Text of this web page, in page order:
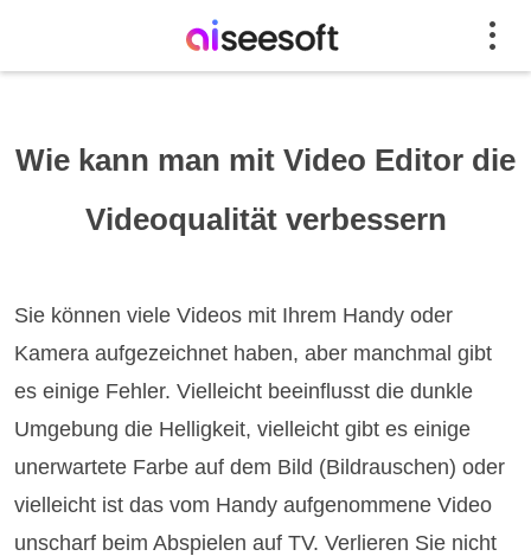
Wie kann man mit Video Editor die
Videoqualität verbessern
Sie können viele Videos mit Ihrem Handy oder
Kamera aufgezeichnet haben, aber manchmal gibt
es einige Fehler. Vielleicht beeinflusst die dunkle
Umgebung die Helligkeit, vielleicht gibt es einige
unerwartete Farbe auf dem Bild (Bildrauschen) oder
vielleicht ist das vom Handy aufgenommene Video
unscharf beim Abspielen auf TV. Verlieren Sie nicht